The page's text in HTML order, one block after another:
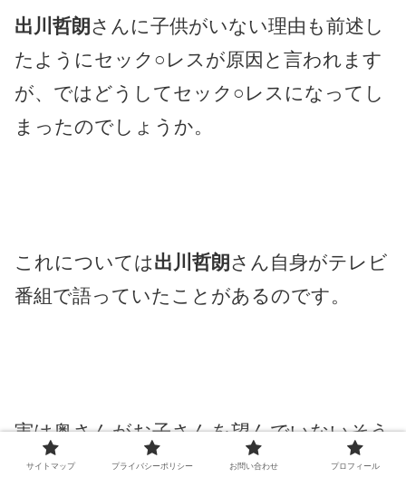
出川哲朗 さんに子供がいない理由も前述し
たようにセック○レスが原因と言われます
が、ではどうしてセック○レスになってし
まったのでしょうか。
これについては出川哲朗 さん自身がテレビ
番組で語っていたことがあるのです。
実は奥さんがお子さんを望んでいないそう
です。
サイトマップ プライバシーポリシー お問い合わせ プロフィール